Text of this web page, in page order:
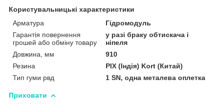
Користувальницькі характеристики
Арматура
Гідромодуль
Гарантія повернення
грошей або обміну товару
у разі браку обтискача і
ніпеля
Довжина, мм
910
Резина
PIX (Індія) Kort (Китай)
Тип гуми рвд
1 SN, одна металева оплетка
Приховати